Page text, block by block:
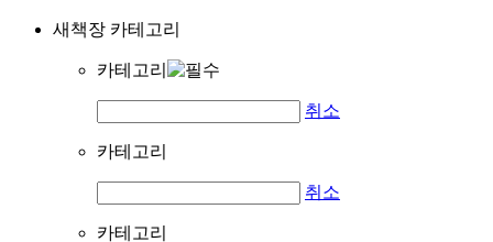
새책장 카테고리
카테고리
취소
카테고리
취소
카테고리